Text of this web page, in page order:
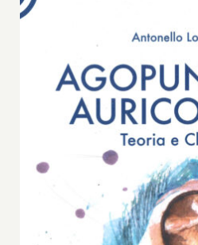
Libro